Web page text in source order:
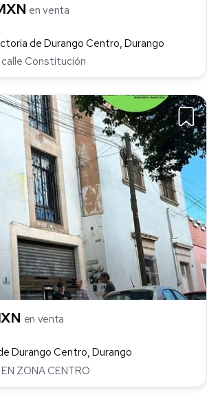
en venta
de Durango Centro, Durango
Constitución
en venta
Durango Centro, Durango
ZONA CENTRO